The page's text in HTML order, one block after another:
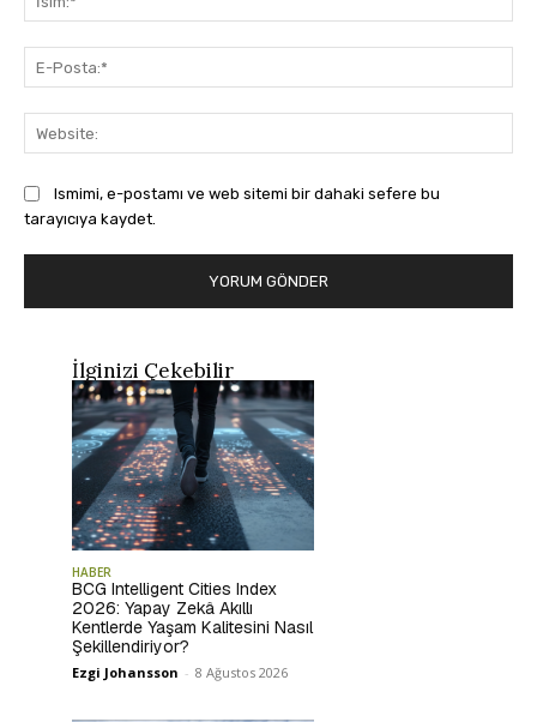
Ismimi, e-postamı ve web sitemi bir dahaki sefere bu
tarayıcıya kaydet.
İlginizi Çekebilir
HABER
BCG Intelligent Cities Index
2026: Yapay Zekâ Akıllı
Kentlerde Yaşam Kalitesini Nasıl
Şekillendiriyor?
Ezgi Johansson - 8 Ağustos 2026